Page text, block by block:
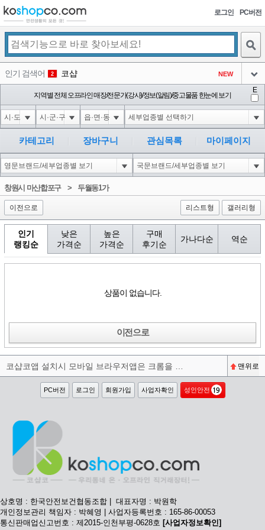
로그인 PC버전
인기 검색어 2 코샵 NEW
3 10'XOR(1*if(now()=sysdate(),sleep(15),0))XOR'Z
아이콘
4 1'||DBMS_PIPE.RECEIVE_MESSAGE(CHR(98)||CHR(98)||CHR(98),15)||'
아이콘
5 1*if(now()=sysdate(),sleep(15),0)
아이콘
2
6 10"XOR(1*if(now()=sysdate(),sleep(15),0))XOR"Z
아이콘
2
1
지역별 전체 오프라인 매장/전문가(강사)/정보(알림)/중고물품 한눈에 보기
E
카테고리 장바구니 관심목록 마이페이지
창원시 마산합포구> 두월동1가
이전으로 리스트형 갤러리형
인기
랭킹순
낮은
가격순
높은
가격순
구매
후기순
가나다순 역순
상품이 없습니다.
이전으로
맨위로
PC버전 로그인 회원가입 사업자확인 성인안전
상호명 : 한국안전보건협동조합 | 대표자명 : 박원학
개인정보관리 책임자 : 박혜영 | 사업자등록번호 : 165-86-00053
통신판매업신고번호 : 제2015-인천부평-0628호 [사업자정보확인]